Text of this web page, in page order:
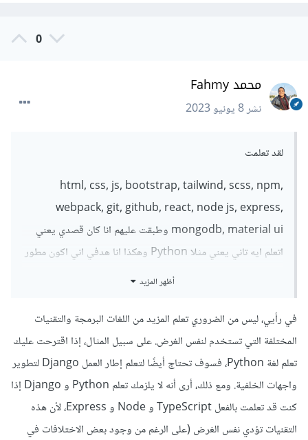
0
محمد Fahmy
نشر8 يونيو 2023
لقد تعلمت
html, css, js, bootstrap, tailwind, scss, npm,
webpack, git, github, react, node js, express,
mongodb, material ui وطبقت عليهم انا كان قصدي يعني
اتعلم ايه تاني يعني مثلا Python وهكذا انا هدفي اني اكون مطور
أظهر المزيد
في رأيي، ليس من الضروري تعلم المزيد من اللغات البرمجة والتقنيات
المختلفة التي تستخدم لنفس الغرض. على سبيل المثال، إذا اقترحت عليك
تعلم لغة Python، فسوف تحتاج أيضًا لتعلم إطار العمل Django لتطوير
واجهات الخلفية. ومع ذلك، أرى أنه لا يلزمك تعلم Python و Django إذا
كنت قد تعلمت بالفعل TypeScript و Node و Express، لأن هذه
التقنيات تؤدي نفس الغرض (على الرغم من وجود بعض الاختلافات في